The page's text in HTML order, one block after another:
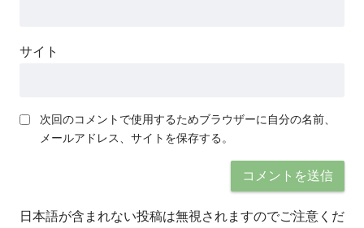
サイト
次回のコメントで使用するためブラウザーに自分の名前、
メールアドレス、サイトを保存する。
日本語が含まれない投稿は無視されますのでご注意くだ